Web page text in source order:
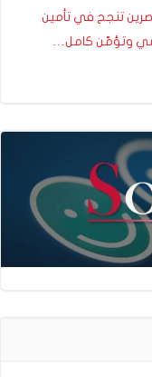
تنجح في تأمين